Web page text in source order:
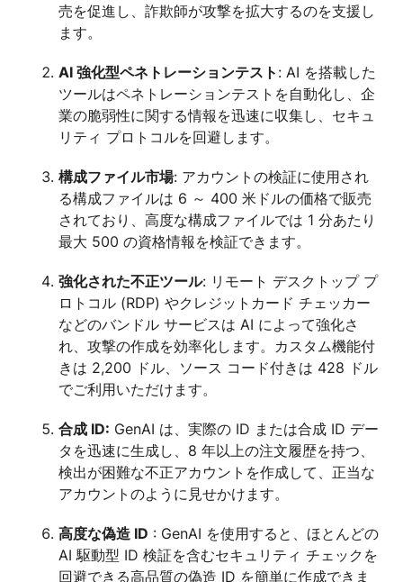
売を促進し、詐欺師が攻撃を拡大するのを支援し
ます。
AI 強化型ペネトレーションテスト : AI を搭載した
ツールはペネトレーションテストを自動化し、企
業の脆弱性に関する情報を迅速に収集し、セキュ
リティ プロトコルを回避します。
構成ファイル市場: アカウントの検証に使用され
る構成ファイルは 6 ～ 400 米ドルの価格で販売
されており、高度な構成ファイルでは 1 分あたり
最大 500 の資格情報を検証できます。
強化された不正ツール: リモート デスクトップ プ
ロトコル (RDP) やクレジットカード チェッカー
などのバンドル サービスは AI によって強化さ
れ、攻撃の作成を効率化します。カスタム機能付
きは 2,200 ドル、ソース コード付きは 428 ドル
でご利用いただけます。
合成 ID: GenAI は、実際の ID または合成 ID デー
タを迅速に生成し、8 年以上の注文履歴を持つ、
検出が困難な不正アカウントを作成して、正当な
アカウントのように見せかけます。
高度な偽造 ID : GenAI を使用すると、ほとんどの
AI 駆動型 ID 検証を含むセキュリティ チェックを
回避できる高品質の偽造 ID を簡単に作成できま